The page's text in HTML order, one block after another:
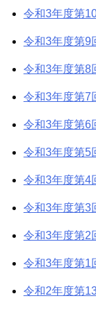
令和3年度第
令和3年度第9
令和3年度第8
令和3年度第7
令和3年度第6
令和3年度第5
令和3年度第4
令和3年度第3
令和3年度第2
令和3年度第1
令和2年度第